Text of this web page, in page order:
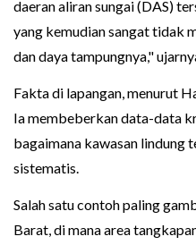
daeran aliran sungai (DAS)
yang kemudian sangat tidak
dan daya tampungnya,"
Fakta di lapangan, menurut
Ia membeberkan data-data
bagaimana kawasan lindung
sistematis.
Salah satu contoh paling
Barat, di mana area